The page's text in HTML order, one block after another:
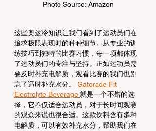
Photo Source: Amazon
这些奥运冷知识让我们看到了运动员们在
追求极限表现时的种种细节。从专业的训
练技巧到独特的比赛习惯，每一项都体现
了运动员们的专注与坚持。正如运动员需
要及时补充电解质，观看比赛的我们也别
忘了适时补充水分。 Gatorade Fit
Electrolyte Beverage 就是一个不错的选
择，它不仅适合运动员，对于长时间观赛
的观众来说也很合适。这款饮料含有多种
电解质，可以有效补充水分，帮助我们在